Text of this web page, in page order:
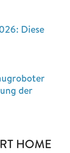
Diese
der
HOME